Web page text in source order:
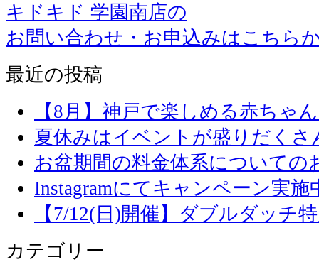
キドキド 学園南店の
お問い合わせ・お申込みはこちら
最近の投稿
【8月】神戸で楽しめる赤ちゃ
夏休みはイベントが盛りだくさ
お盆期間の料金体系についての
Instagramにてキャンペーン実施
【7/12(日)開催】ダブルダッチ
カテゴリー